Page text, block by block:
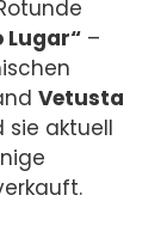
Lugar“ –
Vetusta
sie aktuell